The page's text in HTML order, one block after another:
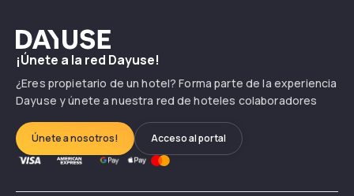
Dayuse
¡Únete a la red Dayuse!
¿Eres propietario de un hotel? Forma parte de la experiencia
Dayuse y únete a nuestra red de hoteles colaboradores
Únete a nosotros! Acceso al portal